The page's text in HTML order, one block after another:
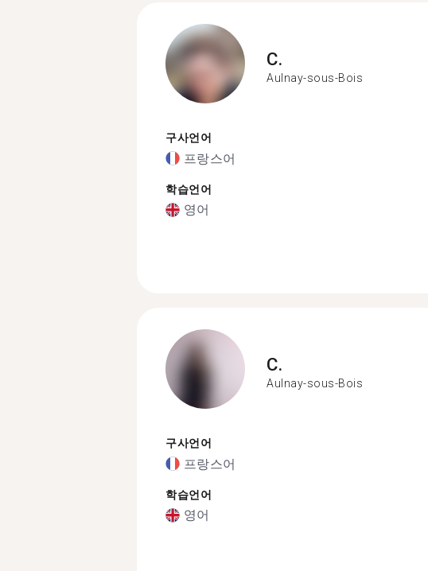
C.
Aulnay-sous-Bois
구사언어
프랑스어
학습언어
영어
C.
Aulnay-sous-Bois
구사언어
프랑스어
학습언어
영어